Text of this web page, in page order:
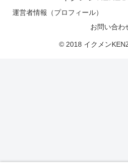
運営者情報（プロフィール）
お問い合わ
© 2018 イクメン